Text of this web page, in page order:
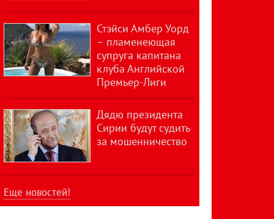
Стэйси Амбер Уорд
– пламенеющая
супруга капитана
клуба Английской
Премьер-Лиги
Дядю президента
Сирии будут судить
за мошенничество
Еще новостей!